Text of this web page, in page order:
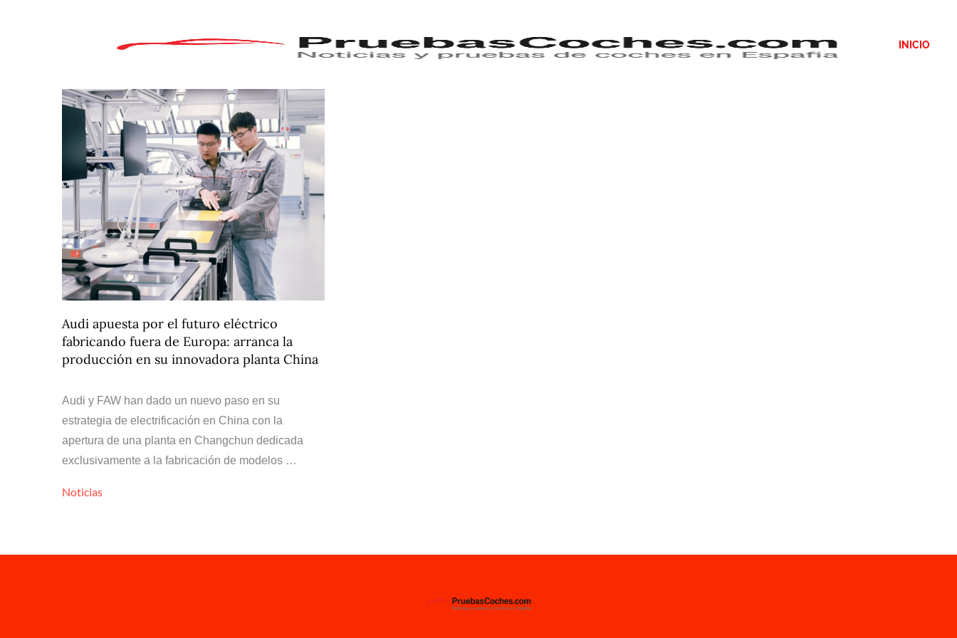
INICIO
Audi apuesta por el futuro eléctrico
fabricando fuera de Europa: arranca la
producción en su innovadora planta China
Audi y FAW han dado un nuevo paso en su
estrategia de electrificación en China con la
apertura de una planta en Changchun dedicada
exclusivamente a la fabricación de modelos …
Noticias